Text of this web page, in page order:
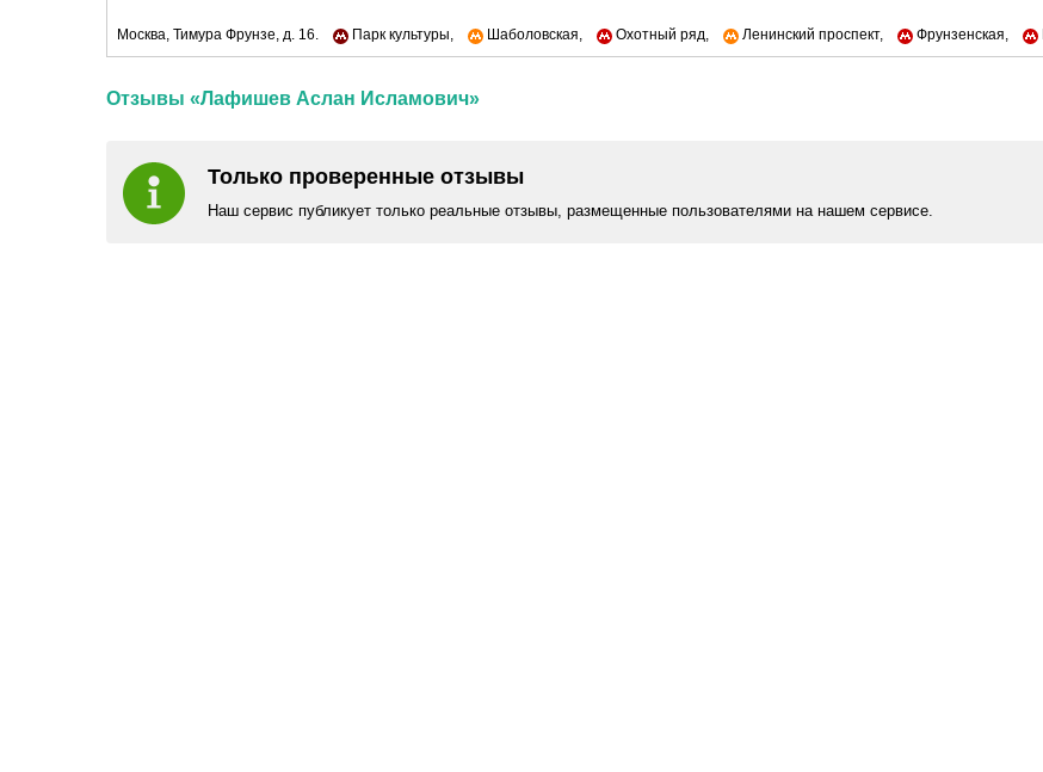
Москва, Тимура Фрунзе, д. 16. Парк культуры, Шаболовская, Охотный ряд, Ленинский проспект, Фрунзенская,
Отзывы «Лафишев Аслан Исламович»
Только проверенные отзывы
Наш сервис публикует только реальные отзывы, размещенные пользователями на нашем сервисе.